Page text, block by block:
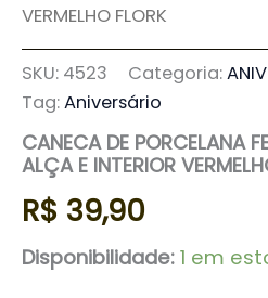
VERMELHO FLORK
SKU: 4523 Categoria:
Tag:Aniversário
CANECA DE PORCELANA
ALÇA E INTERIOR
R$ 39,90
Disponibilidade: 1 em